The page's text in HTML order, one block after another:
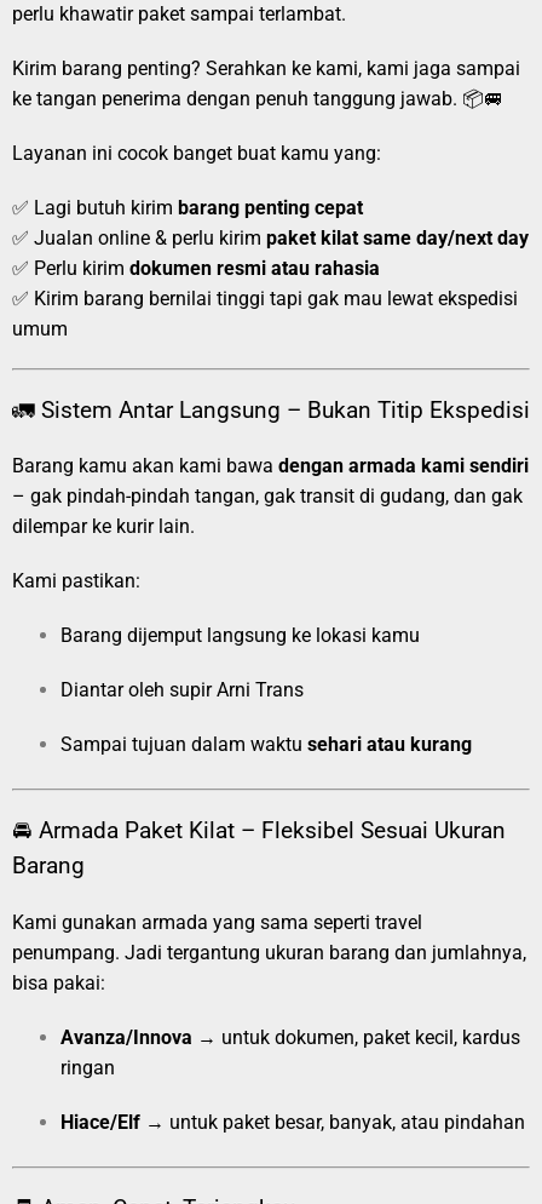
perlu khawatir paket sampai terlambat.
Kirim barang penting? Serahkan ke kami, kami jaga sampai
ke tangan penerima dengan penuh tanggung jawab. 📦🚐
Layanan ini cocok banget buat kamu yang:
✅ Lagi butuh kirim barang penting cepat
✅ Jualan online & perlu kirim paket kilat same day/next day
✅ Perlu kirim dokumen resmi atau rahasia
✅ Kirim barang bernilai tinggi tapi gak mau lewat ekspedisi
umum
🚛 Sistem Antar Langsung – Bukan Titip Ekspedisi
Barang kamu akan kami bawa dengan armada kami sendiri
– gak pindah-pindah tangan, gak transit di gudang, dan gak
dilempar ke kurir lain.
Kami pastikan:
Barang dijemput langsung ke lokasi kamu
Diantar oleh supir Arni Trans
Sampai tujuan dalam waktu sehari atau kurang
🚘 Armada Paket Kilat – Fleksibel Sesuai Ukuran
Barang
Kami gunakan armada yang sama seperti travel
penumpang. Jadi tergantung ukuran barang dan jumlahnya,
bisa pakai:
Avanza/Innova → untuk dokumen, paket kecil, kardus
ringan
Hiace/Elf → untuk paket besar, banyak, atau pindahan